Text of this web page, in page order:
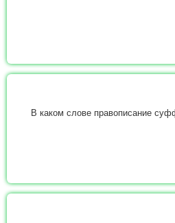
В каком слове правописание